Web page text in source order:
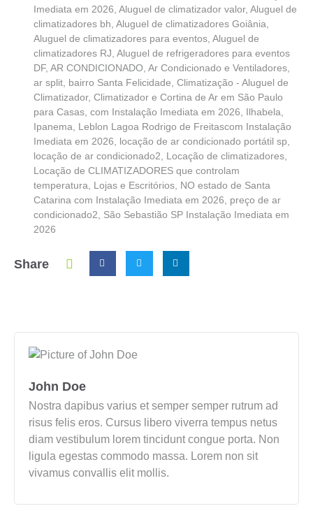
Imediata em 2026 Aluguel de climatizador valor, Aluguel de
climatizadores bh Aluguel de climatizadores Goiânia
Aluguel de climatizadores para eventos Aluguel de
climatizadores RJ Aluguel de refrigeradores para eventos
DF, AR CONDICIONADO Ar Condicionado e Ventiladores
ar split bairro Santa Felicidade Climatização - Aluguel de
Climatizador, Climatizador e Cortina de Ar em São Paulo
para Casas com Instalação Imediata em 2026 Ilhabela
Ipanema
Leblon Lagoa Rodrigo de Freitascom Instalação
Imediata em 2026
locação de ar condicionado portátil sp
locação de ar condicionado2
Locação de climatizadores
Locação de CLIMATIZADORES que controlam
temperatura
Lojas e Escritórios NO estado de Santa
Catarina com Instalação Imediata em 2026
preço de ar
condicionado2
São Sebastião SP Instalação Imediata em
2026
Share
John Doe
Nostra dapibus varius et semper semper rutrum ad
risus felis eros. Cursus libero viverra tempus netus
diam vestibulum lorem tincidunt congue porta. Non
ligula egestas commodo massa. Lorem non sit
vivamus convallis elit mollis.